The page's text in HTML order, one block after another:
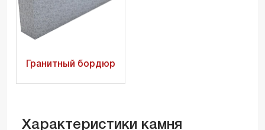
Гранитный бордюр
Характеристики камня